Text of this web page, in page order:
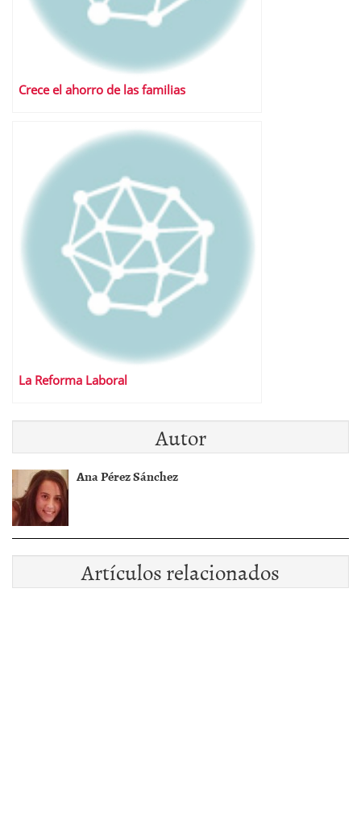
Crece el ahorro de las familias
La Reforma Laboral
Autor
Ana Pérez Sánchez
Artículos relacionados